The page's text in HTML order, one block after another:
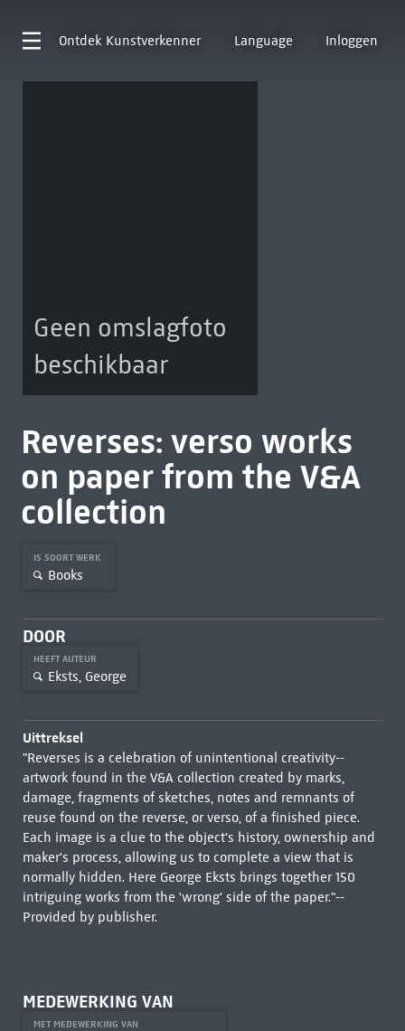
Ontdek Kunstverkenner Language Inloggen
Geen omslagfoto
beschikbaar
Reverses: verso works
on paper from the V&A
collection
IS SOORT WERK
Books
DOOR
HEEFT AUTEUR
Eksts, George
Uittreksel
"Reverses is a celebration of unintentional creativity--
artwork found in the V&A collection created by marks,
damage, fragments of sketches, notes and remnants of
reuse found on the reverse, or verso, of a finished piece.
Each image is a clue to the object's history, ownership and
maker's process, allowing us to complete a view that is
normally hidden. Here George Eksts brings together 150
intriguing works from the 'wrong' side of the paper."--
Provided by publisher.
MEDEWERKING VAN
MET MEDEWERKING VAN